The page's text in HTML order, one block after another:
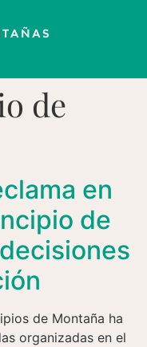
de
en
de
de Montaña ha
organizadas en el